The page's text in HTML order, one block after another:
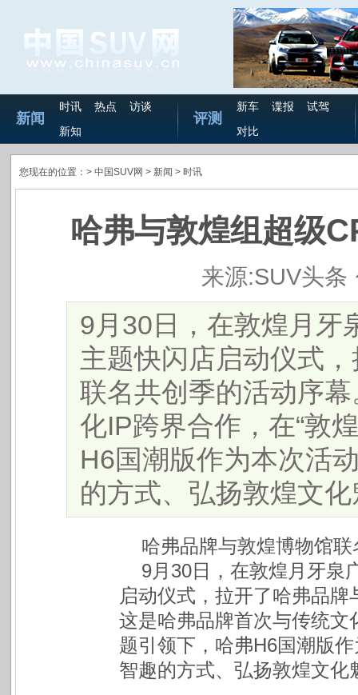
新闻
时讯 热点
访谈
新知
评测
新车 谍报
试驾
对比
您现在的位置：> 中国SUV网 > 新闻 > 时讯
哈弗与敦煌组超级
来源:SUV头条
9月30日，在敦煌月牙
主题快闪店启动仪式
联名共创季的活动序
化IP跨界合作，在“敦
H6国潮版作为本次活
的方式、弘扬敦煌文
哈弗品牌与敦煌博物馆
9月30日，在敦煌月牙泉
启动仪式，拉开了哈弗品
这是哈弗品牌首次与传统文
题引领下，哈弗H6国潮版
智趣的方式、弘扬敦煌文